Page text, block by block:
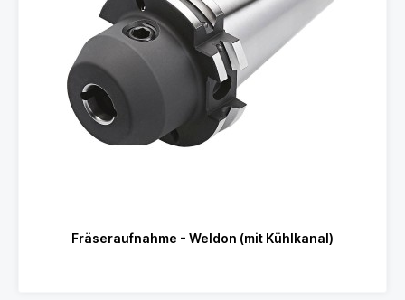
Fräseraufnahme - Weldon (mit Kühlkanal)